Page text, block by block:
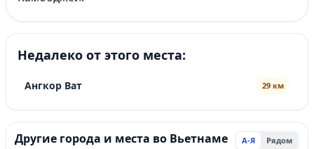
Недалеко от этого места:
Ангкор Ват 29 км
Другие города и места во Вьетнаме А-Я Рядом